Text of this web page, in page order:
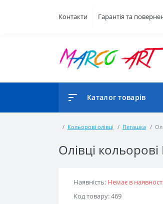
Контакти Гарантія та
Каталог товарів
Кольорові олівці Пегашка
Олівці
Наявність: Немає в
Код товару: 469